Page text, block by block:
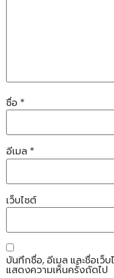
ชื่อ *
อีเมล *
เว็บไซต์
บันทึกชื่อ, อีเมล และชื่อเว็
แสดงความเห็นครั้งถัดไป